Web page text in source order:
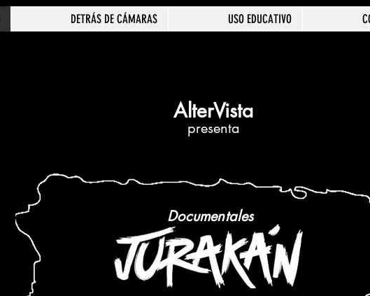
DETRÁS DE CÁMARAS USO EDUCATIVO
AlterVista
presenta
Documentales